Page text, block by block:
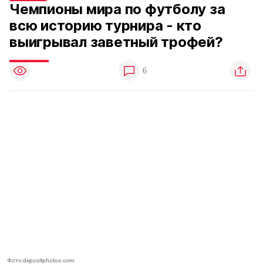
Чемпионы мира по футболу за
всю историю турнира - кто
выигрывал заветный трофей?
6
Фото:depositphotos.com